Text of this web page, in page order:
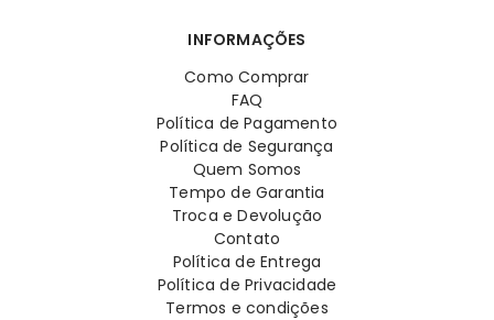
INFORMAÇÕES
Como Comprar
FAQ
Política de Pagamento
Política de Segurança
Quem Somos
Tempo de Garantia
Troca e Devolução
Contato
Política de Entrega
Política de Privacidade
Termos e condições